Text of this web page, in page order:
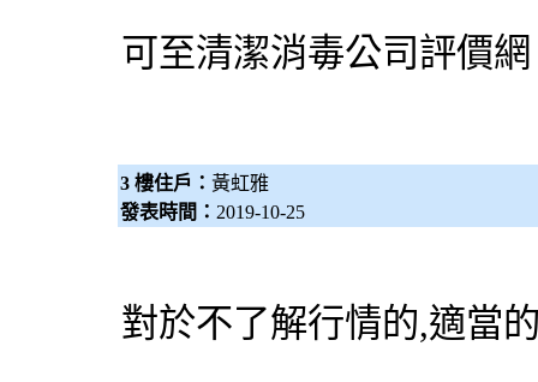
可至清潔消毒公司評價網
3 樓住戶： 黃虹雅
發表時間： 2019-10-25
對於不了解行情的,適當